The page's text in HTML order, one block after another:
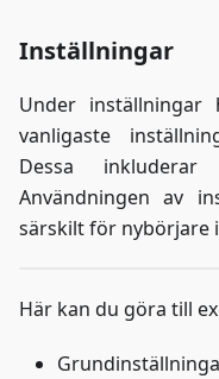
Inställningar
Under
vanligaste
Dessa
Användningen av
särskilt för nybörjare
Här kan du göra till